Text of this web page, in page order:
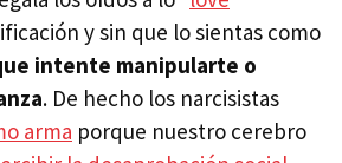
y sin que lo sientas como
intente manipularte o
. De hecho los narcisistas
arma porque nuestro cerebro